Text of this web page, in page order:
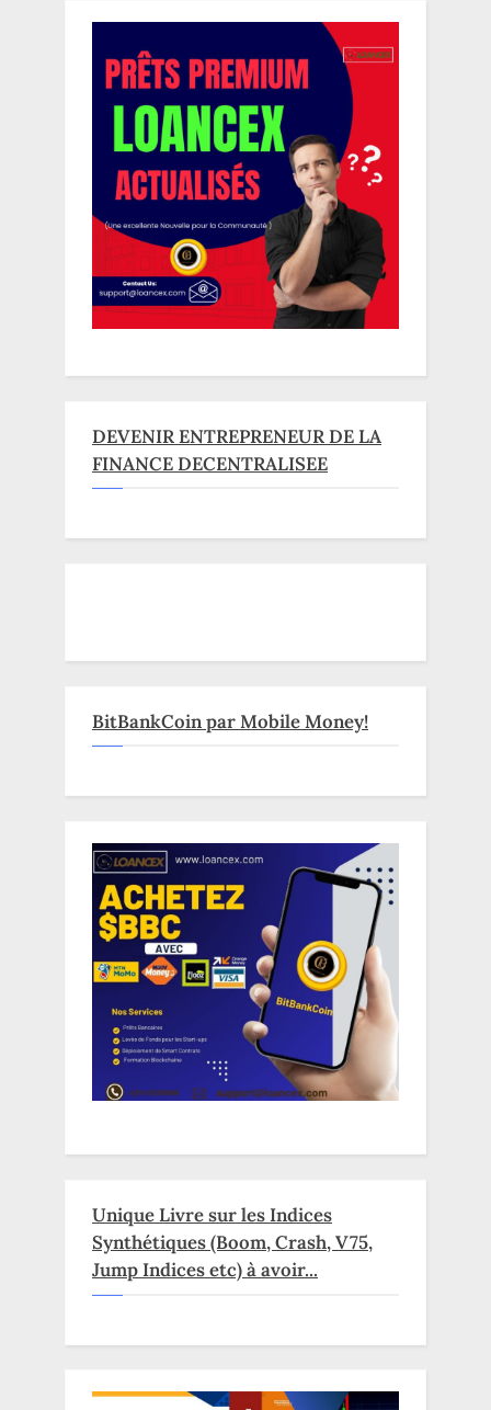
DEVENIR ENTREPRENEUR DE LA
FINANCE DECENTRALISEE
BitBankCoin par Mobile Money!
Unique Livre sur les Indices
Synthétiques (Boom, Crash, V75,
Jump Indices etc) à avoir...